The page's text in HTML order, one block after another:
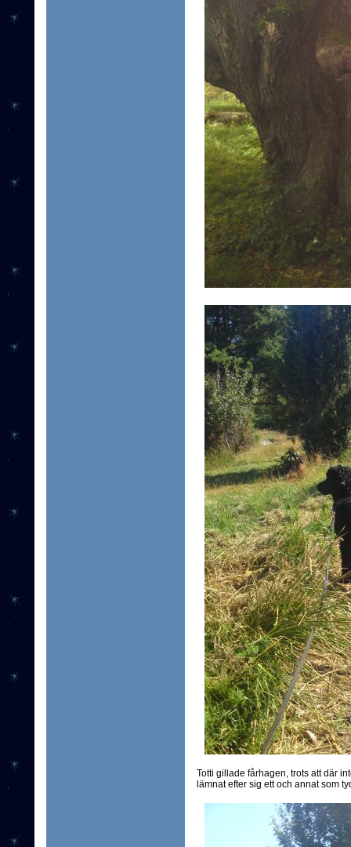
Totti gillade fårhagen, trots att där
lämnat efter sig ett och annat som